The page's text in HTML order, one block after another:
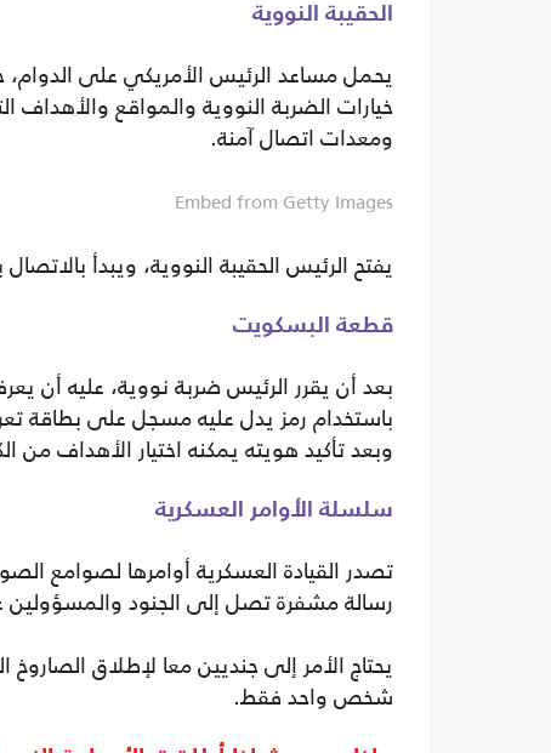
الحقيبة النووية
يحمل مساعد الرئيس الأمريكي على الدوام،
خيارات الضربة النووية والمواقع والأهداف
ومعدات اتصال آمنة.
Embed from Getty Images
يفتح الرئيس الحقيبة النووية، ويبدأ
قطعة البسكويت
بعد أن يقرر الرئيس ضربة نووية، عليه أن
باستخدام رمز يدل عليه مسجل على بطاقة
وبعد تأكيد هويته يمكنه اختيار الأهداف من
سلسلة الأوامر العسكرية
تصدر القيادة العسكرية أوامرها لصوامع
رسالة مشفرة تصل إلى الجنود والمسؤولين
يحتاج الأمر إلى جنديين معا لإطلاق الصاروخ
شخص واحد فقط.